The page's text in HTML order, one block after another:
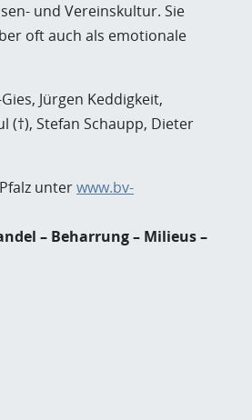
und Vereinskultur. Sie
oft auch als emotionale
Jürgen Keddigkeit,
(†), Stefan Schaupp, Dieter
unterwww.bv-
– Beharrung – Milieus –